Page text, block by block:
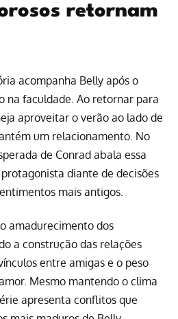
retornam
acompanha Belly após o
na faculdade. Ao retornar para
aproveitar o verão ao lado de
um relacionamento. No
de Conrad abala essa
diante de decisões
mais antigos.
amadurecimento dos
a construção das relações
entre amigas e o peso
Mesmo mantendo o clima
apresenta conflitos que